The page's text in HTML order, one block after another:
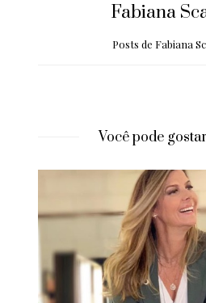
Fabiana
Posts de Fabiana
Você pode